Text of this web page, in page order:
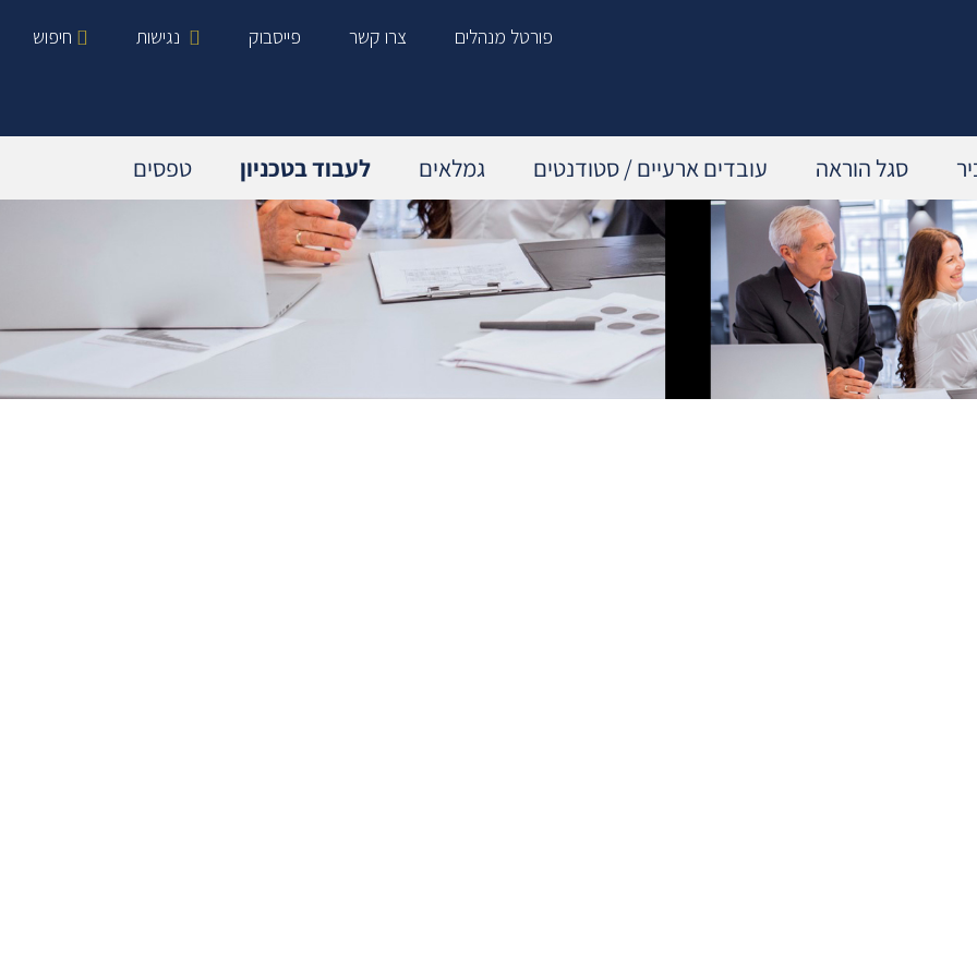
פורטל מנהלים צרו קשר פייסבוק נגישות חיפוש
תכנית הדרכה שנתית
עדכון מקצועי – מהנדסים 21'
קורסים וסדנאות
פיתוח מנהלים
הפסקת עבודה ביוזמת העובד/ת
הפסקת עבודה ביוזמת המעסיק
לאחר סיום העסקה
מידע כללי בנושא פנסיה
עובדים המבוטחים בפנסיה תקציבית
עובדים המבוטחים בפנסיה צוברת
פדיון מחלה וחופשה
סגל הוראה עובדים ארעיים / סטודנטים גמלאים לעבוד בטכניון טפסים